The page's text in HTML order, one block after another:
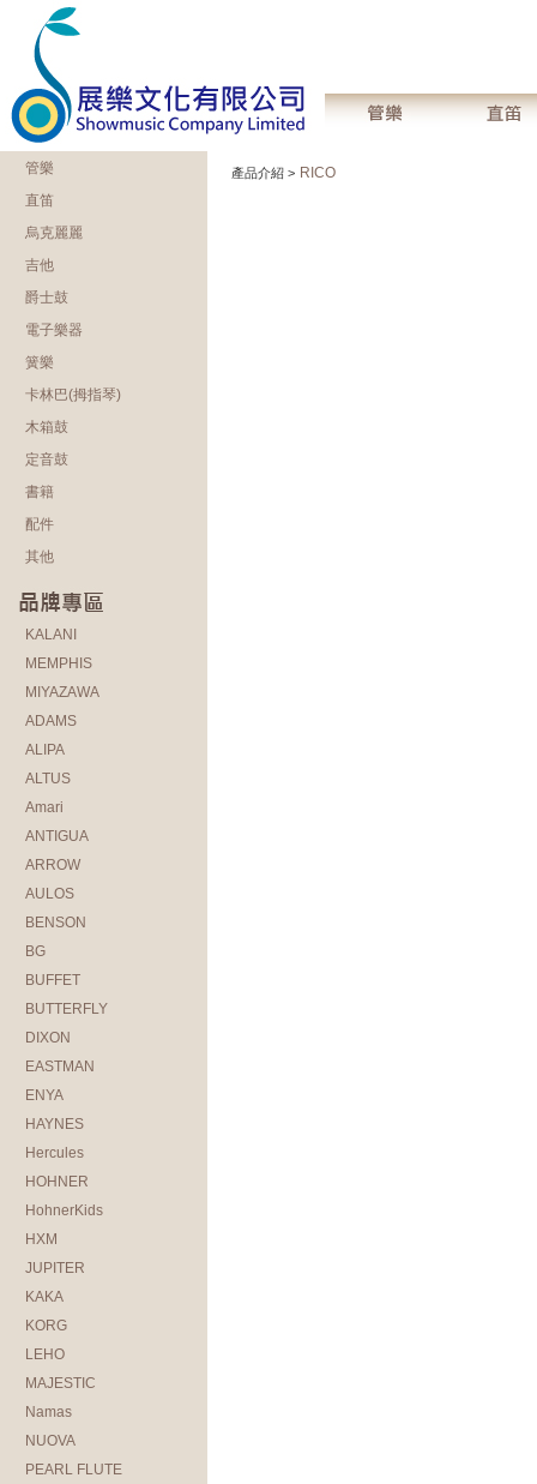
管樂
直笛
烏克麗麗
吉他
爵士鼓
電子樂器
簧樂
卡林巴(拇指琴)
木箱鼓
定音鼓
書籍
配件
其他
KALANI
MEMPHIS
MIYAZAWA
ADAMS
ALIPA
ALTUS
Amari
ANTIGUA
ARROW
AULOS
BENSON
BG
BUFFET
BUTTERFLY
DIXON
EASTMAN
ENYA
HAYNES
Hercules
HOHNER
HohnerKids
HXM
JUPITER
KAKA
KORG
LEHO
MAJESTIC
Namas
NUOVA
PEARL FLUTE
產品介紹 > RICO